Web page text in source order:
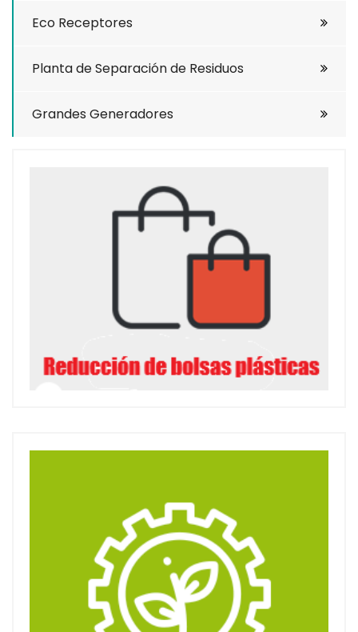
Eco Receptores
Planta de Separación de Residuos
Grandes Generadores